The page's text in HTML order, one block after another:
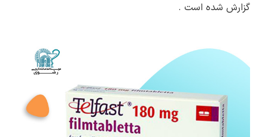
گزارش شده است .